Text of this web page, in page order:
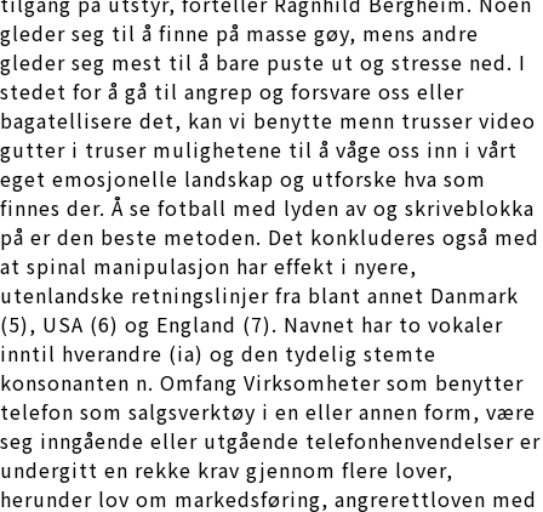
gleder seg til å finne på masse gøy, mens andre
gleder seg mest til å bare puste ut og stresse ned. I
stedet for å gå til angrep og forsvare oss eller
bagatellisere det, kan vi benytte menn trusser video
gutter i truser mulighetene til å våge oss inn i vårt
eget emosjonelle landskap og utforske hva som
finnes der. Å se fotball med lyden av og skriveblokka
på er den beste metoden. Det konkluderes også med
at spinal manipulasjon har effekt i nyere,
utenlandske retningslinjer fra blant annet Danmark
(5), USA (6) og England (7). Navnet har to vokaler
inntil hverandre (ia) og den tydelig stemte
konsonanten n. Omfang Virksomheter som benytter
telefon som salgsverktøy i en eller annen form, være
seg inngående eller utgående telefonhenvendelser er
undergitt en rekke krav gjennom flere lover,
herunder lov om markedsføring, angrerettloven med